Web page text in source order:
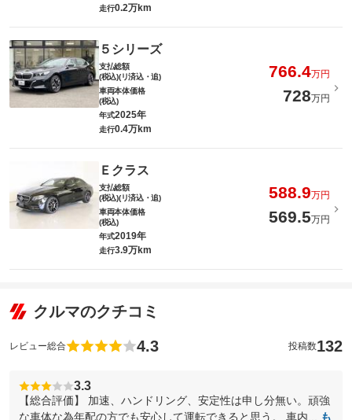
走行0.2万km
５シリーズ
支払総額
(税込)(リ済込・追)
766.4万円
車両本体価格
(税込)
728万円
年式2025年
走行0.4万km
Ｅクラス
支払総額
(税込)(リ済込・追)
588.9万円
車両本体価格
(税込)
569.5万円
年式2019年
走行3.9万km
クルマのクチコミ
レビュー総合 4.3 投稿数132
3.3
【総合評価】 加速、ハンドリング、安定性は申し分無い。頑強
な車体な為年配の方でも安心して運転できると思う。 車内...
も